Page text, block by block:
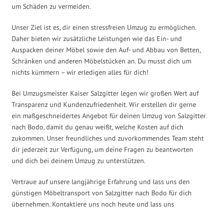
um Schäden zu vermeiden.
Unser Ziel ist es, dir einen stressfreien Umzug zu ermöglichen.
Daher bieten wir zusätzliche Leistungen wie das Ein- und
Auspacken deiner Möbel sowie den Auf- und Abbau von Betten,
Schränken und anderen Möbelstücken an. Du musst dich um
nichts kümmern – wir erledigen alles für dich!
Bei Umzugsmeister Kaiser Salzgitter legen wir großen Wert auf
Transparenz und Kundenzufriedenheit. Wir erstellen dir gerne
ein maßgeschneidertes Angebot für deinen Umzug von Salzgitter
nach Bodo, damit du genau weißt, welche Kosten auf dich
zukommen. Unser freundliches und zuvorkommendes Team steht
dir jederzeit zur Verfügung, um deine Fragen zu beantworten
und dich bei deinem Umzug zu unterstützen.
Vertraue auf unsere langjährige Erfahrung und lass uns den
günstigen Möbeltransport von Salzgitter nach Bodo für dich
übernehmen. Kontaktiere uns noch heute und lass uns